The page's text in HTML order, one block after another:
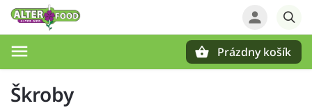
Prázdny košík
Škroby